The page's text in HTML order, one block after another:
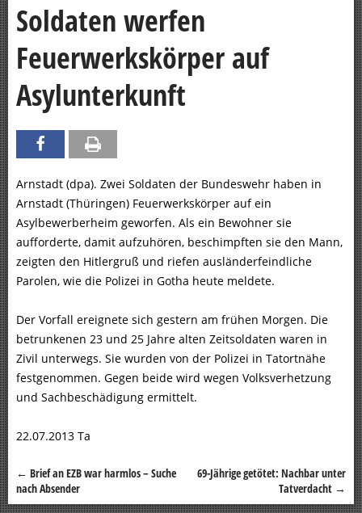
Soldaten werfen
Feuerwerkskörper auf
Asylunterkunft
Arnstadt (dpa). Zwei Soldaten der Bundeswehr haben in
Arnstadt (Thüringen) Feuerwerkskörper auf ein
Asylbewerberheim geworfen. Als ein Bewohner sie
aufforderte, damit aufzuhören, beschimpften sie den Mann,
zeigten den Hitlergruß und riefen ausländerfeindliche
Parolen, wie die Polizei in Gotha heute meldete.
Der Vorfall ereignete sich gestern am frühen Morgen. Die
betrunkenen 23 und 25 Jahre alten Zeitsoldaten waren in
Zivil unterwegs. Sie wurden von der Polizei in Tatortnähe
festgenommen. Gegen beide wird wegen Volksverhetzung
und Sachbeschädigung ermittelt.
22.07.2013 Ta
Beitragsnavigation
← Brief an EZB war harmlos – Suche
nach Absender
69-Jährige getötet: Nachbar unter
Tatverdacht →